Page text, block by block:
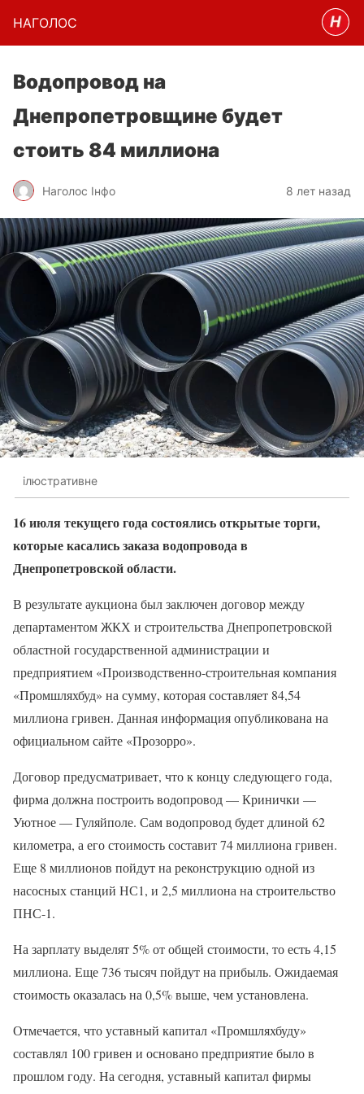
НАГОЛОC
Водопровод на
Днепропетровщине будет
стоить 84 миллиона
Наголос Інфо 8 лет назад
ілюстративне
16 июля текущего года состоялись открытые торги,
которые касались заказа водопровода в
Днепропетровской области.
В результате аукциона был заключен договор между
департаментом ЖКХ и строительства Днепропетровской
областной государственной администрации и
предприятием «Производственно-строительная компания
«Промшляхбуд» на сумму, которая составляет 84,54
миллиона гривен. Данная информация опубликована на
официальном сайте «Прозорро».
Договор предусматривает, что к концу следующего года,
фирма должна построить водопровод — Кринички —
Уютное — Гуляйполе. Сам водопровод будет длиной 62
километра, а его стоимость составит 74 миллиона гривен.
Еще 8 миллионов пойдут на реконструкцию одной из
насосных станций НС1, и 2,5 миллиона на строительство
ПНС-1.
На зарплату выделят 5% от общей стоимости, то есть 4,15
миллиона. Еще 736 тысяч пойдут на прибыль. Ожидаемая
стоимость оказалась на 0,5% выше, чем установлена.
Отмечается, что уставный капитал «Промшляхбуду»
составлял 100 гривен и основано предприятие было в
прошлом году. На сегодня, уставный капитал фирмы